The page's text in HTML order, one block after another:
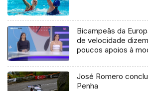
Bicampeãs da
de velocidade
poucos apoios à
José Romero
Penha